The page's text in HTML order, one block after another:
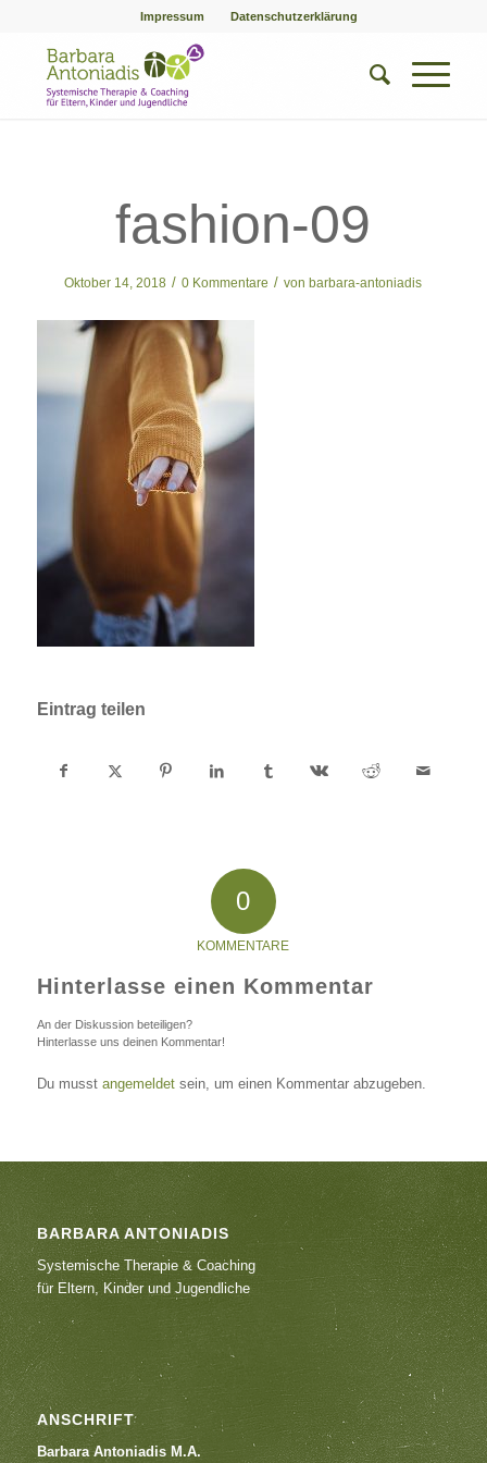
Impressum Datenschutzerklärung
fashion-09
Oktober 14, 2018 / 0 Kommentare / von barbara-antoniadis
Eintrag teilen
0
KOMMENTARE
Hinterlasse einen Kommentar
An der Diskussion beteiligen?
Hinterlasse uns deinen Kommentar!
Du musst angemeldetsein, um einen Kommentar abzugeben.
BARBARA ANTONIADIS
Systemische Therapie & Coaching
für Eltern, Kinder und Jugendliche
ANSCHRIFT
Barbara Antoniadis M.A.